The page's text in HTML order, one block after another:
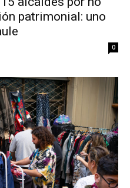
patrimonial: uno
0